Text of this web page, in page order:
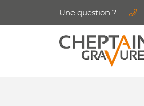
Une question ?
01 64 56 13 46